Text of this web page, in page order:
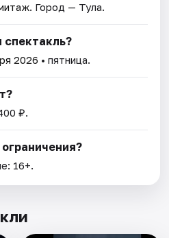
. Город — Тула.
спектакль?
2026 • пятница.
₽.
16+.